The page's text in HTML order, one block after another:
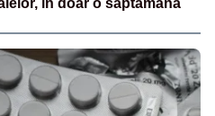
în doar o săptămână